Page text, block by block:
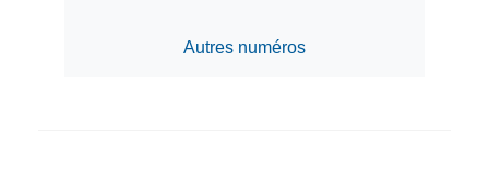
Autres numéros